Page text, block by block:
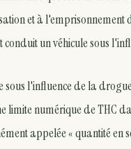
et à l'emprisonnement
un véhicule sous
l'influence de la
limite numérique de THC
appelée « quantité en